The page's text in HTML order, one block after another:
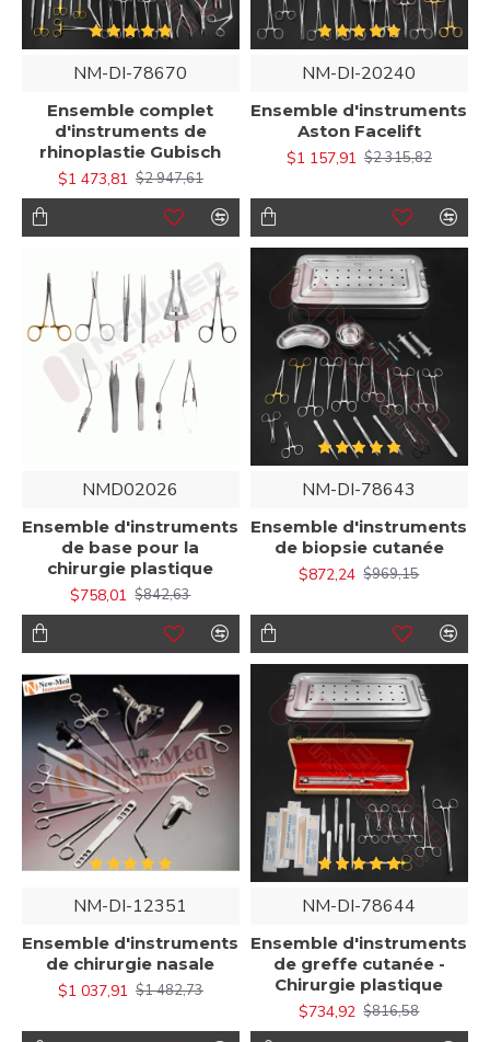
NM-DI-78670
Ensemble complet
d'instruments de
rhinoplastie Gubisch
$1 473,81 $2 947,61
NM-DI-20240
Ensemble d'instruments
Aston Facelift
$1 157,91 $2 315,82
NMD02026
Ensemble d'instruments
de base pour la
chirurgie plastique
$758,01 $842,63
NM-DI-78643
Ensemble d'instruments
de biopsie cutanée
$872,24 $969,15
NM-DI-12351
Ensemble d'instruments
de chirurgie nasale
$1 037,91 $1 482,73
NM-DI-78644
Ensemble d'instruments
de greffe cutanée -
Chirurgie plastique
$734,92 $816,58